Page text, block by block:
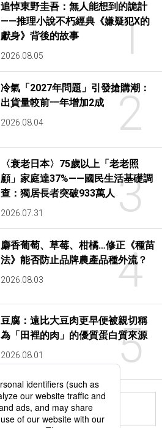
1
追悼東野圭吾：無人能想到的詭計
——推理小說不朽經典《嫌疑犯X的
獻身》背後的故事
2026.08.05
2
冷氣「2027年問題」引發搶購潮：
出貨量較前一年增加2成
2026.08.04
3
〈衰老日本〉75歲以上「老老照
顧」家庭達37%——國民生活基礎調
查：獨居長者突破933萬人
2026.07.31
4
麝香葡萄、草莓、柑橘…修正《種苗
法》能否防止品牌農產品種外流？
2026.08.03
5
豆腐：遠比大豆肉更早便被親切稱
為「田裡的肉」的優質蛋白質來源
2026.08.01
更多